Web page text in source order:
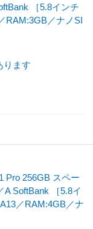
［5.8インチ
RAM:3GB／ナノSI
ります
Pro 256GB スペー
A SoftBank ［5.8イ
／RAM:4GB／ナ